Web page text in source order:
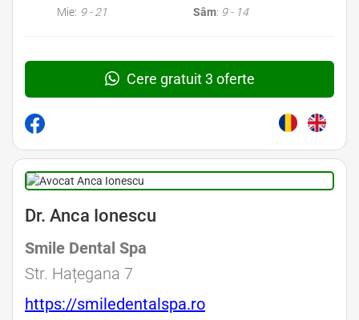
Mie: 9 - 21
Sâm: 9 - 14
Cere gratuit 3 oferte
Dr. Anca Ionescu
Smile Dental Spa
Str. Hațegana 7
https://smiledentalspa.ro